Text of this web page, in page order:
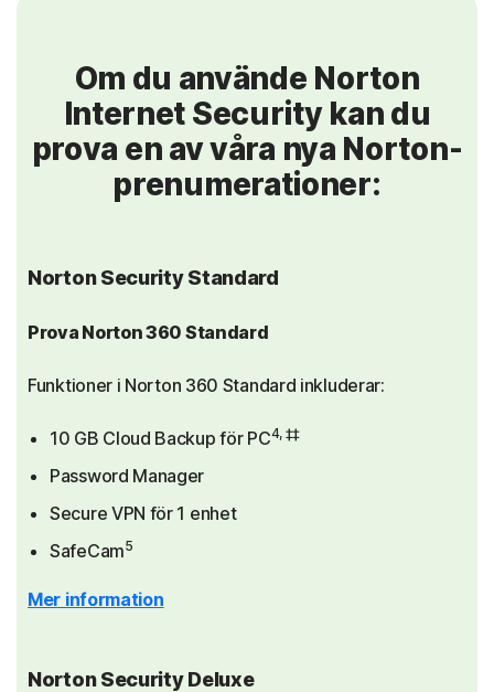
Om du använde Norton
Internet Security kan du
prova en av våra nya Norton-
prenumerationer:
Norton Security Standard
Prova Norton 360 Standard
Funktioner i Norton 360 Standard inkluderar:
10 GB Cloud Backup för PC4, ‡‡
Password Manager
Secure VPN för 1 enhet
SafeCam5
Mer information
Norton Security Deluxe